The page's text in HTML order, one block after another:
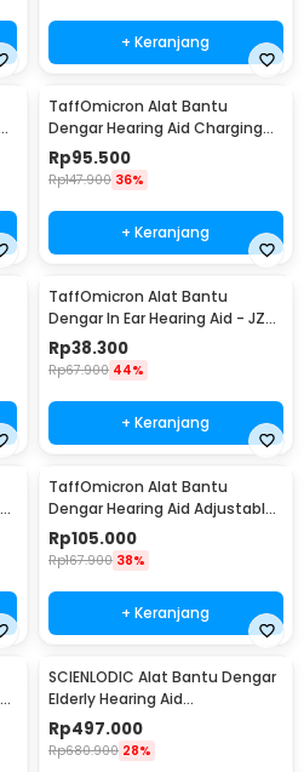
+ Keranjang
TaffOmicron Alat Bantu
Dengar Hearing Aid Charging
Station - JZ-1088F2
Rp95.500
Rp147.900 36%
+ Keranjang
TaffOmicron Alat Bantu
Dengar In Ear Hearing Aid - JZ-
1088A2
Rp38.300
Rp67.900 44%
+ Keranjang
TaffOmicron Alat Bantu
Dengar Hearing Aid Adjustable
Rechargeable - X-08
Rp105.000
Rp167.900 38%
+ Keranjang
SCIENLODIC Alat Bantu Dengar
Elderly Hearing Aid
Rechargeable - S-255
Rp497.000
Rp680.900 28%